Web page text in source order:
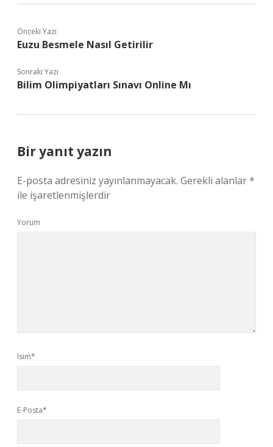
Önceki Yazı
Euzu Besmele Nasıl Getirilir
Sonraki Yazı
Bilim Olimpiyatları Sınavı Online Mı
Bir yanıt yazın
E-posta adresiniz yayınlanmayacak. Gerekli alanlar*
ile işaretlenmişlerdir
Yorum
İsim*
E-Posta*